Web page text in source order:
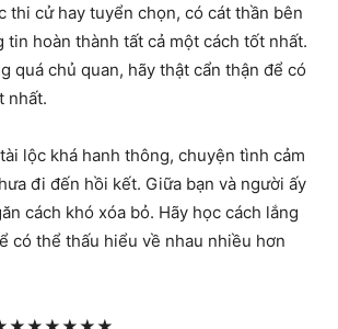
thi cử hay tuyển chọn, có cát thần bên
tin hoàn thành tất cả một cách tốt nhất.
quá chủ quan, hãy thật cẩn thận để có
nhất.
lộc khá hanh thông, chuyện tình cảm
đi đến hồi kết. Giữa bạn và người ấy
cách khó xóa bỏ. Hãy học cách lắng
có thể thấu hiểu về nhau nhiều hơn